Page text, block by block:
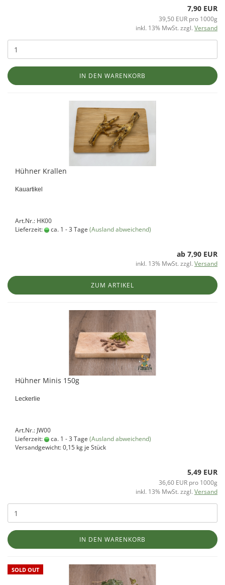
7,90 EUR
39,50 EUR pro 1000g
inkl. 13% MwSt. zzgl. Versand
IN DEN WARENKORB
Hühner Krallen
Kauartikel
Art.Nr.: HK00
Lieferzeit:
ca. 1 - 3 Tage (Ausland abweichend)
ab 7,90 EUR
inkl. 13% MwSt. zzgl. Versand
ZUM ARTIKEL
Hühner Minis 150g
Leckerlie
Art.Nr.: JW00
Lieferzeit:
ca. 1 - 3 Tage (Ausland abweichend)
Versandgewicht:0,15 kg je Stück
5,49 EUR
36,60 EUR pro 1000g
inkl. 13% MwSt. zzgl. Versand
IN DEN WARENKORB
SOLD OUT